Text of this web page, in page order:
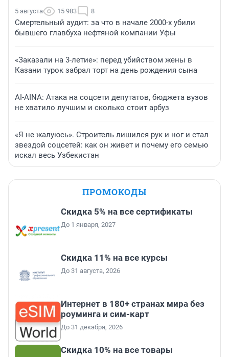
5 августа 15 983 8
Смертельный аудит: за что в начале 2000-х убили
бывшего главбуха нефтяной компании Уфы
«Заказали на 3-летие»: перед убийством жены в
Казани турок забрал торт на день рождения сына
AI-AINA: Атака на соцсети депутатов, бюджета вузов
не хватило лучшим и сколько стоит арбуз
«Я не жалуюсь». Строитель лишился рук и ног и стал
звездой соцсетей: как он живет и почему его семью
искал весь Узбекистан
ПРОМОКОДЫ
Скидка 5% на все сертификаты
До 1 января, 2027
Скидка 11% на все курсы
До 31 августа, 2026
Интернет в 180+ странах мира без
роуминга и сим-карт
До 31 декабря, 2026
Скидка 10% на все товары